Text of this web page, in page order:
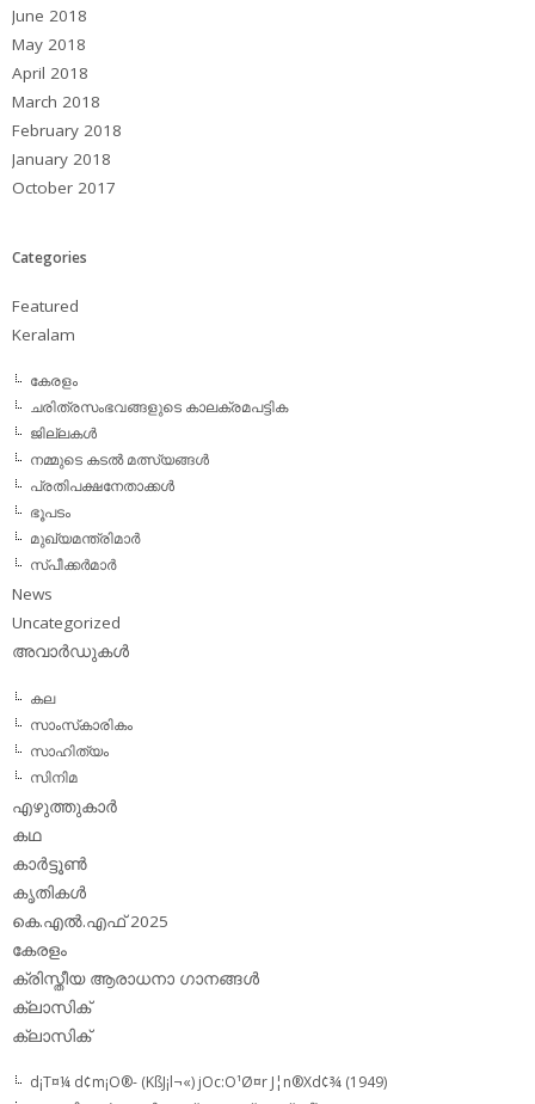
June 2018
May 2018
April 2018
March 2018
February 2018
January 2018
October 2017
Categories
Featured
Keralam
കേരളം
ചരിത്രസംഭവങ്ങളുടെ കാലക്രമപട്ടിക
ജില്ലകള്‍
നമ്മുടെ കടല്‍ മത്സ്യങ്ങള്‍
പ്രതിപക്ഷനേതാക്കള്‍
ഭൂപടം
മുഖ്യമന്ത്രിമാര്‍
സ്പീക്കര്‍മാര്‍
News
Uncategorized
അവാര്‍ഡുകള്‍
കല
സാംസ്‌കാരികം
സാഹിത്യം
സിനിമ
എഴുത്തുകാര്‍
കഥ
കാര്‍ട്ടൂണ്‍
കൃതികള്‍
കെ.എല്‍.എഫ് 2025
കേരളം
ക്രിസ്തീയ ആരാധനാ ഗാനങ്ങള്‍
ക്ലാസിക്‌
ക്ലാസിക്
d¡T¤¼ d¢m¡O®- (KßJ¡l¬«) jOc:O¹Ø¤r J¦n®Xd¢¾ (1949)